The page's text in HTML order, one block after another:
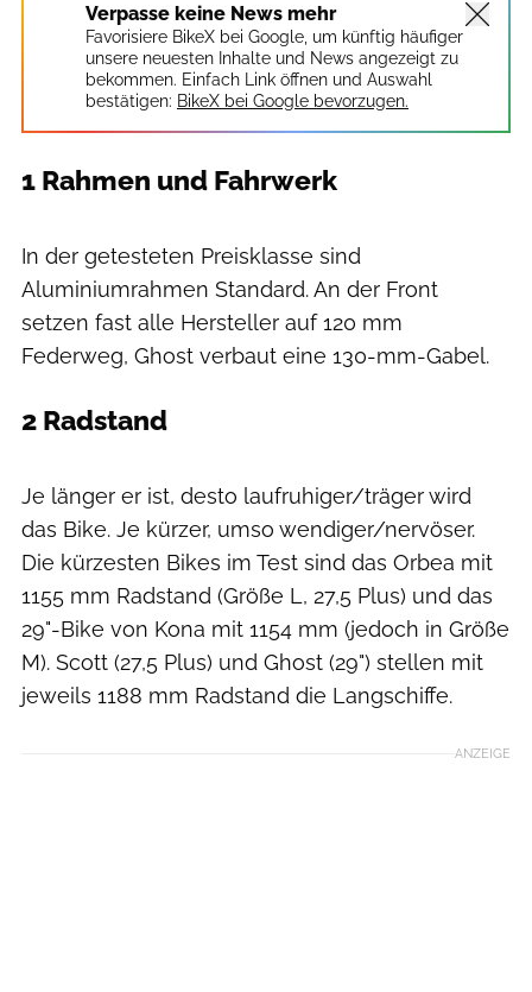
Verpasse keine News mehr
Favorisiere BikeX bei Google, um künftig häufiger
unsere neuesten Inhalte und News angezeigt zu
bekommen. Einfach Link öffnen und Auswahl
bestätigen: BikeX bei Google bevorzugen.
1 Rahmen und Fahrwerk
In der getesteten Preisklasse sind
Aluminiumrahmen Standard. An der Front
setzen fast alle Hersteller auf 120 mm
Federweg, Ghost verbaut eine 130-mm-Gabel.
2 Radstand
Je länger er ist, desto laufruhiger/träger wird
das Bike. Je kürzer, umso wendiger/nervöser.
Die kürzesten Bikes im Test sind das Orbea mit
1155 mm Radstand (Größe L, 27,5 Plus) und das
29"-Bike von Kona mit 1154 mm (jedoch in Größe
M). Scott (27,5 Plus) und Ghost (29") stellen mit
jeweils 1188 mm Radstand die Langschiffe.
ANZEIGE